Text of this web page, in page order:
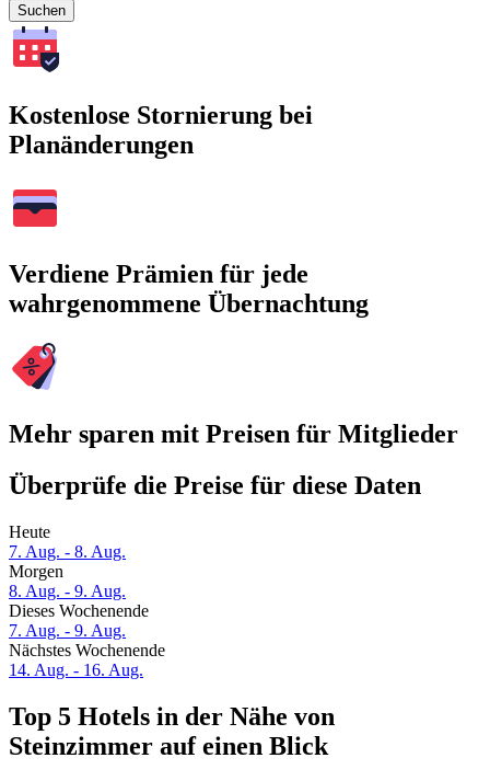
Suchen
Kostenlose Stornierung bei
Planänderungen
Verdiene Prämien für jede
wahrgenommene Übernachtung
Mehr sparen mit Preisen für Mitglieder
Überprüfe die Preise für diese Daten
Heute
7. Aug. - 8. Aug.
Morgen
8. Aug. - 9. Aug.
Dieses Wochenende
7. Aug. - 9. Aug.
Nächstes Wochenende
14. Aug. - 16. Aug.
Top 5 Hotels in der Nähe von
Steinzimmer auf einen Blick